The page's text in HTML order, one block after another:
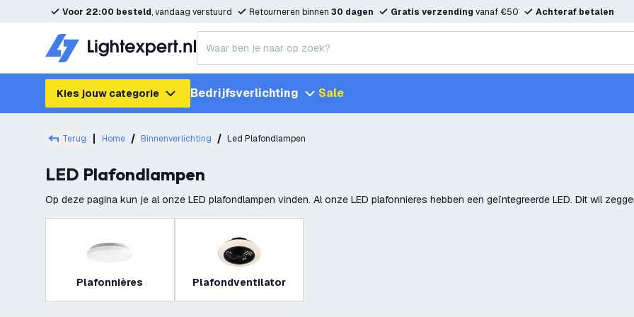
Voor 22:00 besteld, vandaag verstuurd Retourneren binnen 30 dagen Gratis verzending vanaf €50 Achteraf betalen
Kies jouw categorie Bedrijfsverlichting Sale
Terug Home Binnenverlichting Led Plafondlampen
LED Plafondlampen
Op deze pagina kun je al onze LED plafondlampen vinden. Al onze LED plafonnieres hebben een geïntegreerde LED. Dit wil
Plafonnières Plafondventilator